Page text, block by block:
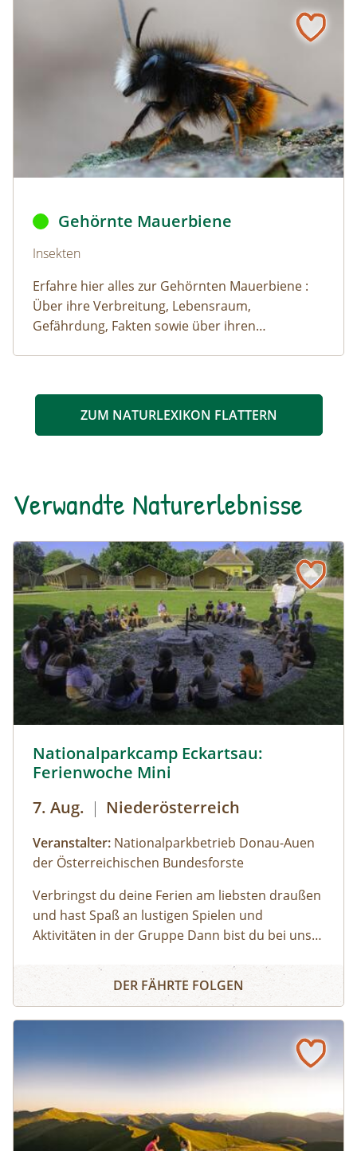
Gehörnte Mauerbiene
Naturlexikon: Gehörnte Mauerbiene
Naturlexikon: Gehörnte Mauerbiene
Gehörnte Mauerbiene
Insekten
Erfahre hier alles zur Gehörnten Mauerbiene :
Über ihre Verbreitung, Lebensraum,
Gefährdung, Fakten sowie über ihren
ZUM NATURLEXIKON FLATTERN
Verwandte Naturerlebnisse
Nationalparkcamp Eckartsau:
Ferienwoche Mini
7. Aug. | Niederösterreich
Veranstalter: Nationalparkbetrieb Donau-Auen
der Österreichischen Bundesforste
Verbringst du deine Ferien am liebsten draußen
und hast Spaß an lustigen Spielen und
Aktivitäten in der Gruppe Dann bist du bei uns
spannende Expeditionen in den Auwald, viel
Raum zum Toben und Spielen, gemütliches
Nationalpark-Rangerinnen und -Rangern
entdeckst du bei Ausflügen die Donau-Auen,
erfährst spielerisch Wissenswertes über Tiere
und Pflanzen und kannst das weitläufige
Campgelände voll auskosten. Freu dich auf
Nationalparkcamp Eckartsau: Ferienwoche Mini
DER FÄHRTE FOLGEN